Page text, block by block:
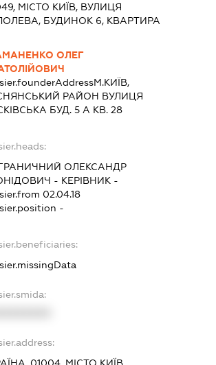
МІСТО КИЇВ, ВУЛИЦЯ
БУДИНОК 6, КВАРТИРА
ОЛЕГ
М.КИЇВ,
РАЙОН ВУЛИЦЯ
БУД. 5 А КВ. 28
ОЛЕКСАНДР
- КЕРІВНИК -
02.04.18
-